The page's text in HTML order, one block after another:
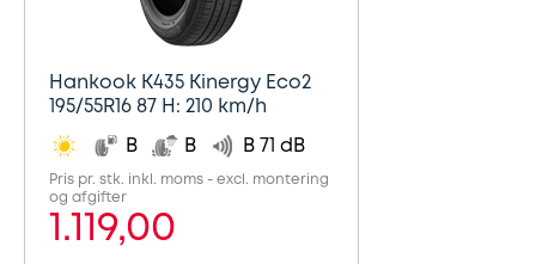
Hankook K435 Kinergy Eco2
195/55R16 87 H: 210 km/h
B B B 71 dB
Pris pr. stk. inkl. moms - excl. montering
og afgifter
1.119,00